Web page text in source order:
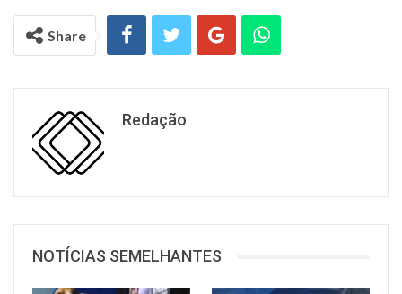
Share
Redação
NOTÍCIAS SEMELHANTES